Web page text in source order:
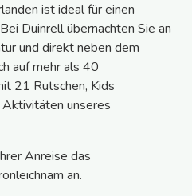
ist ideal für einen
Duinrell übernachten Sie an
und direkt neben dem
auf mehr als 40
21 Rutschen, Kids
unseres
Anreise das
an.